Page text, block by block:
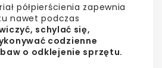
półpierścienia zapewnia
nawet podczas
schylać się,
codzienne
o odklejenie sprzętu.